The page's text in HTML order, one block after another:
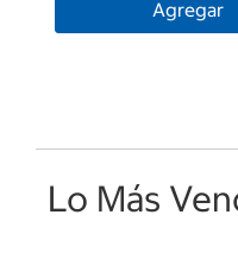
Agregar
Lo Más